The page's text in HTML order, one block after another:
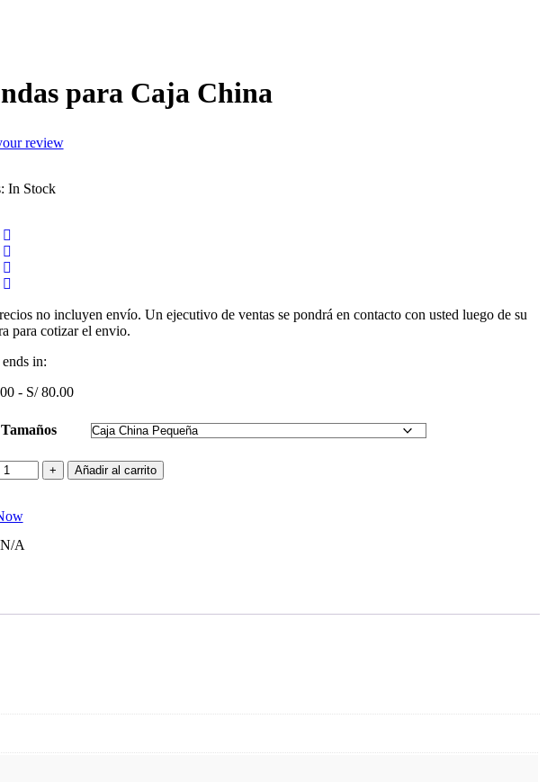
para Caja China
review
In Stock
no incluyen envío. Un ejecutivo de ventas se pondrá en contacto con usted luego de su
para cotizar el envio.
in:
- S/80.00Rango
precios:
desde
hasta
Tamaños
Añadir al carrito
N/A